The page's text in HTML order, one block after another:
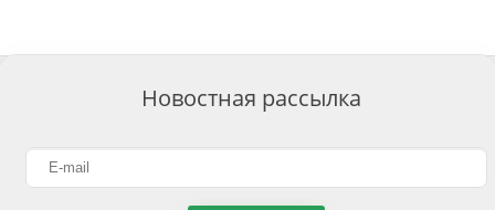
Новостная рассылка